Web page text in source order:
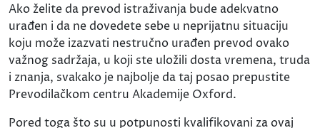
Ako želite da prevod istraživanja bude adekvatno
urađen i da ne dovedete sebe u neprijatnu situaciju
koju može izazvati nestručno urađen prevod ovako
važnog sadržaja, u koji ste uložili dosta vremena, truda
i znanja, svakako je najbolje da taj posao prepustite
Prevodilačkom centru Akademije Oxford.
Pored toga što su u potpunosti kvalifikovani za ovaj